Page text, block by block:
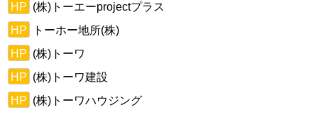
HP (株)トーエーprojectプラス
HP
トーホー地所(株)
HP (株)トーワ
HP (株)トーワ建設
HP (株)トーワハウジング